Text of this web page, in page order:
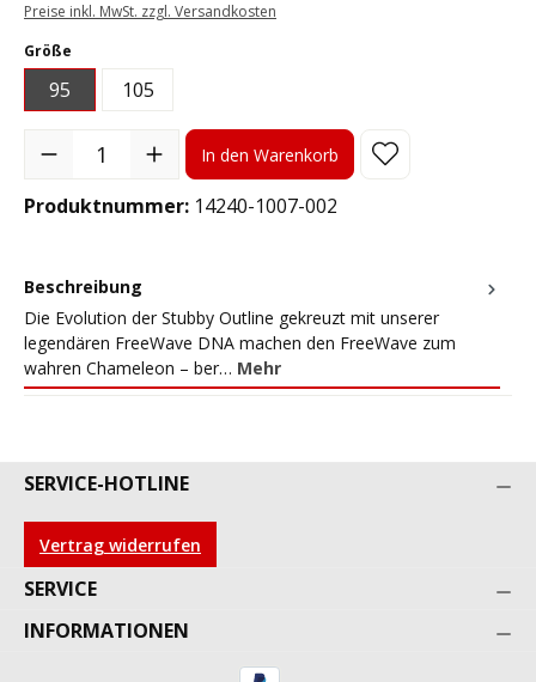
Preise inkl. MwSt. zzgl. Versandkosten
Größe
95 105
Produkt Anzahl: Gib den gewünschten Wert ein oder benutze
In den Warenkorb
Produktnummer: 14240-1007-002
Beschreibung
Die Evolution der Stubby Outline gekreuzt mit unserer
legendären FreeWave DNA machen den FreeWave zum
wahren Chameleon – ber… Mehr
SERVICE-HOTLINE
Vertrag widerrufen
SERVICE
INFORMATIONEN